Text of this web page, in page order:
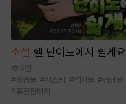
소설 헬 난이도에서 쉴게요
5만
# 힐링물 #시스템 #영지물 #성장물
#퓨전판타지